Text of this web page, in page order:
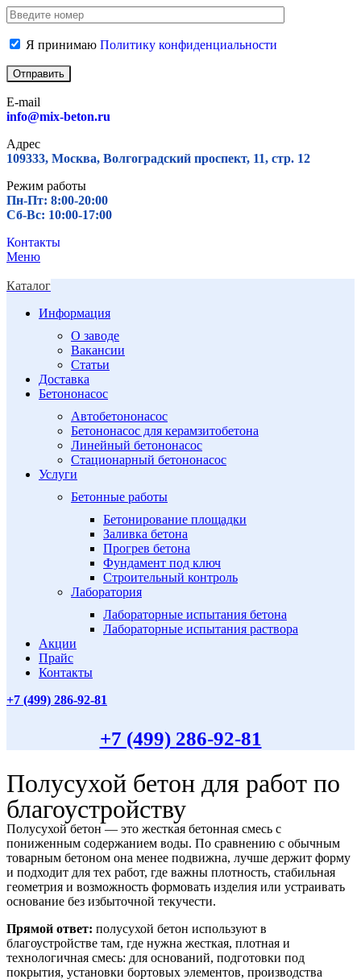
Я принимаю Политику конфиденциальности
E-mail
info@mix-beton.ru
Адрес
109333, Москва, Волгоградский проспект, 11, стр. 12
Режим работы
Пн-Пт: 8:00-20:00
Сб-Вс: 10:00-17:00
Контакты
Меню
Каталог
Информация
О заводе
Вакансии
Статьи
Доставка
Бетононасос
Автобетононасос
Бетононасос для керамзитобетона
Линейный бетононасос
Стационарный бетононасос
Услуги
Бетонные работы
Бетонирование площадки
Заливка бетона
Прогрев бетона
Фундамент под ключ
Строительный контроль
Лаборатория
Лабораторные испытания бетона
Лабораторные испытания раствора
Акции
Прайс
Контакты
+7 (499) 286-92-81
+7 (499) 286-92-81
Полусухой бетон для работ по
благоустройству
Полусухой бетон — это жесткая бетонная смесь с
пониженным содержанием воды. По сравнению с обычным
товарным бетоном она менее подвижна, лучше держит форму
и подходит для тех работ, где важны плотность, стабильная
геометрия и возможность формовать изделия или устраивать
основание без избыточной текучести.
Прямой ответ: полусухой бетон используют в
благоустройстве там, где нужна жесткая, плотная и
технологичная смесь: для оснований, подготовки под
покрытия, установки бортовых элементов, производства